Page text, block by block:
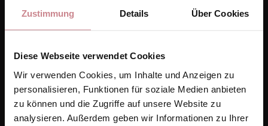
Zustimmung Details Über Cookies
Diese Webseite verwendet Cookies
Wir verwenden Cookies, um Inhalte und Anzeigen zu
personalisieren, Funktionen für soziale Medien anbieten
zu können und die Zugriffe auf unsere Website zu
analysieren. Außerdem geben wir Informationen zu Ihrer